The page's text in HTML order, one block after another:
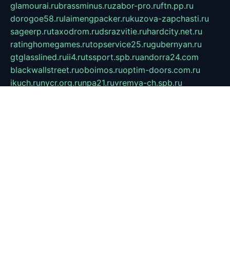
glamourai.rubrassminus.ruzabor-pro.ruftn.pp.ru
dorogoe58.rulaimengpacker.rukuzova-zapchasti.ru
sageerp.rutaxodrom.rudsrazvitie.ruhardcity.net.ru
ratinghomegames.rutopservice25.rugubernyan.ru
gtglasslined.ruii4.rutssport.spb.ruandorra24.com
blackwallstreet.ruoboimos.ruoptim-doors.com.ru
ikuch.runycr.org.runpa21.ruvremya-ch.spb.ru